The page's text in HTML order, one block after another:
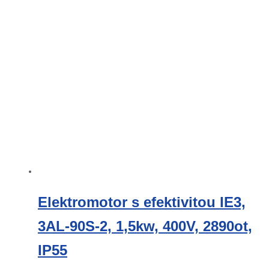
Elektromotor s efektivitou IE3,
3AL-90S-2, 1,5kw, 400V, 2890ot,
IP55